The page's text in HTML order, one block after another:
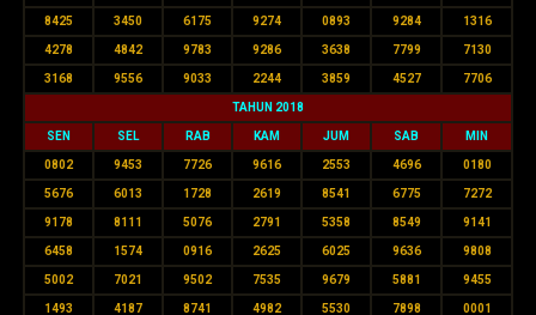
8425 3450 6175 9274 0893 9284 1316
4278 4842 9783 9286 3638 7799 7130
3168 9556 9033 2244 3859 4527 7706
TAHUN 2018
SEN SEL RAB KAM JUM SAB MIN
0802 9453 7726 9616 2553 4696 0180
5676 6013 1728 2619 8541 6775 7272
9178 8111 5076 2791 5358 8549 9141
6458 1574 0916 2625 6025 9636 9808
5002 7021 9502 7535 9679 5881 9455
1493 4187 8741 4982 5530 7898 0001